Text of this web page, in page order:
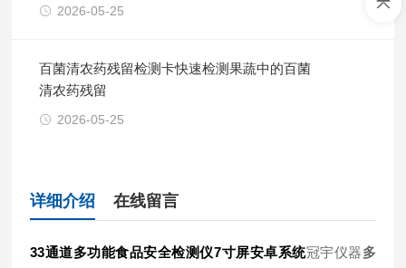
2026-05-25
百菌清农药残留检测卡快速检测果蔬中的百菌
清农药残留
2026-05-25
详细介绍 在线留言
33通道多功能食品安全检测仪7寸屏安卓系统冠宇仪器多